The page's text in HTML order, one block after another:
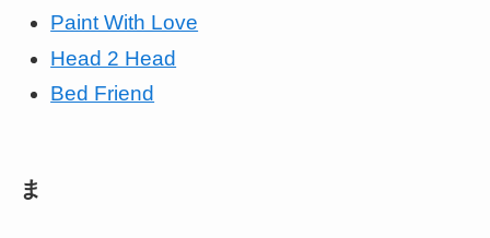
Paint With Love
Head 2 Head
Bed Friend
ま